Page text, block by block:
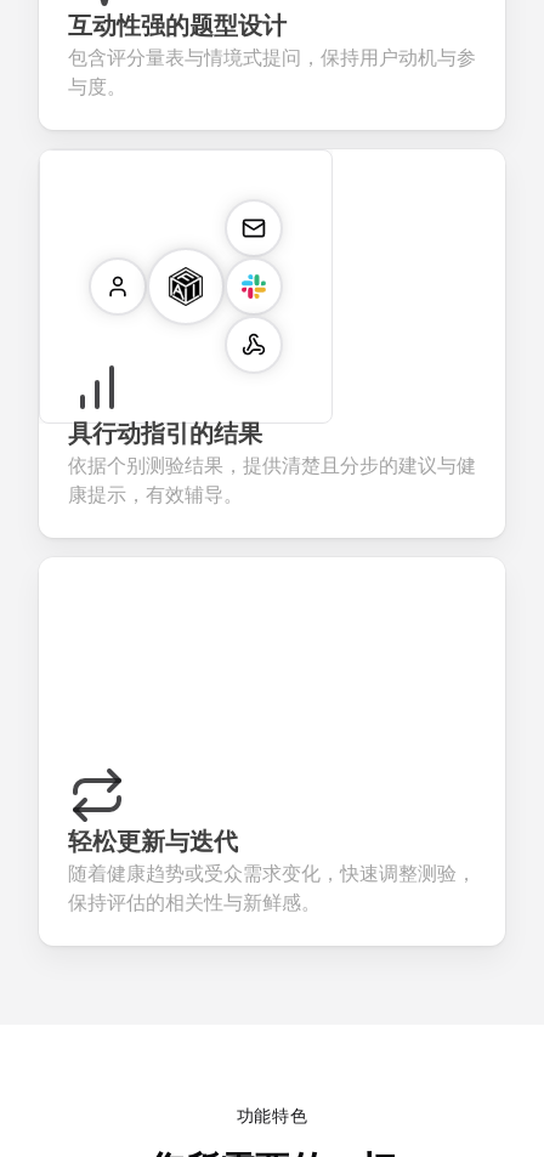
互动性强的题型设计
包含评分量表与情境式提问，保持用户动机与参
与度。
具行动指引的结果
依据个别测验结果，提供清楚且分步的建议与健
康提示，有效辅导。
轻松更新与迭代
随着健康趋势或受众需求变化，快速调整测验，
保持评估的相关性与新鲜感。
功能特色